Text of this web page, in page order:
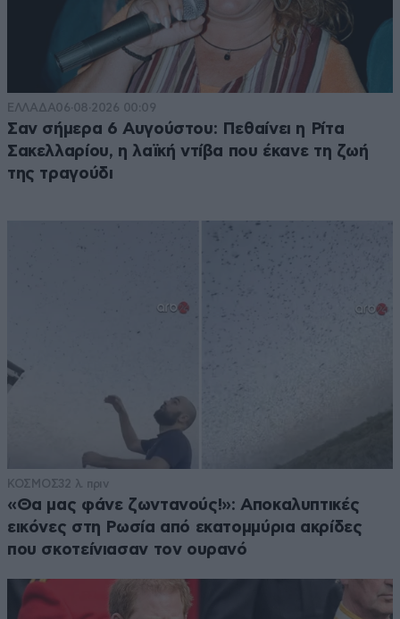
ΕΛΛΑΔΑ06·08·2026 00:09
Σαν σήμερα 6 Αυγούστου: Πεθαίνει η Ρίτα
Σακελλαρίου, η λαϊκή ντίβα που έκανε τη ζωή
της τραγούδι
ΚΟΣΜΟΣ32 λ. πριν
«Θα μας φάνε ζωντανούς!»: Αποκαλυπτικές
εικόνες στη Ρωσία από εκατομμύρια ακρίδες
που σκοτείνιασαν τον ουρανό